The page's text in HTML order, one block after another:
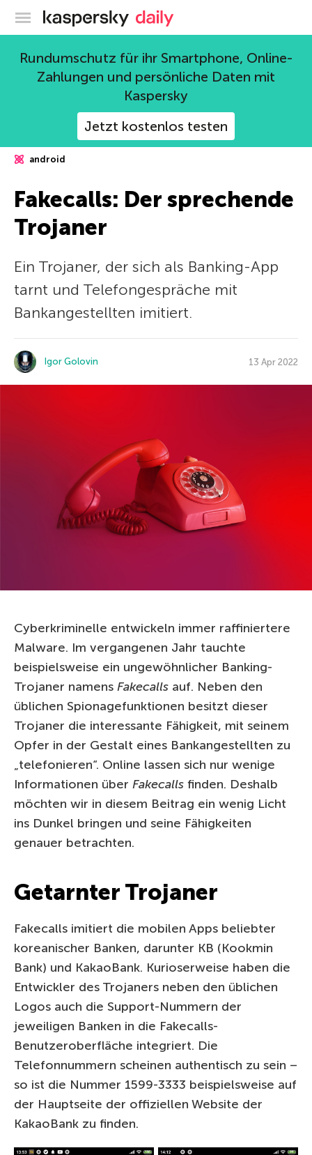
Offizieller Blog von Kaspersky
Rundumschutz für ihr Smartphone, Online-
Zahlungen und persönliche Daten mit
Kaspersky
Jetzt kostenlos testen
android
Fakecalls: Der sprechende
Trojaner
Ein Trojaner, der sich als Banking-App
tarnt und Telefongespräche mit
Bankangestellten imitiert.
Igor Golovin 13 Apr 2022
Cyberkriminelle entwickeln immer raffiniertere
Malware. Im vergangenen Jahr tauchte
beispielsweise ein ungewöhnlicher Banking-
Trojaner namens Fakecalls auf. Neben den
üblichen Spionagefunktionen besitzt dieser
Trojaner die interessante Fähigkeit, mit seinem
Opfer in der Gestalt eines Bankangestellten zu
„telefonieren“. Online lassen sich nur wenige
Informationen über Fakecalls finden. Deshalb
möchten wir in diesem Beitrag ein wenig Licht
ins Dunkel bringen und seine Fähigkeiten
genauer betrachten.
Getarnter Trojaner
Fakecalls imitiert die mobilen Apps beliebter
koreanischer Banken, darunter KB (Kookmin
Bank) und KakaoBank. Kurioserweise haben die
Entwickler des Trojaners neben den üblichen
Logos auch die Support-Nummern der
jeweiligen Banken in die Fakecalls-
Benutzeroberfläche integriert. Die
Telefonnummern scheinen authentisch zu sein –
so ist die Nummer 1599-3333 beispielsweise auf
der Hauptseite der offiziellen Website der
KakaoBank zu finden.